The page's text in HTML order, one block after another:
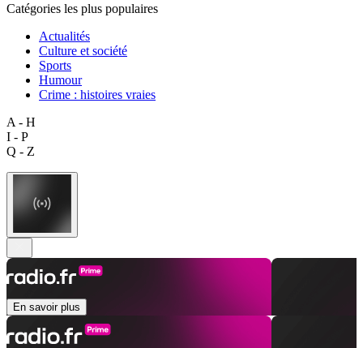
Catégories les plus populaires
Actualités
Culture et société
Sports
Humour
Crime : histoires vraies
A - H
I - P
Q - Z
En savoir plus